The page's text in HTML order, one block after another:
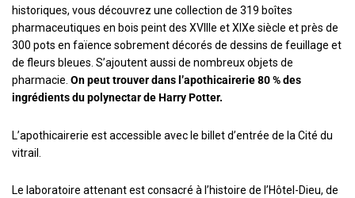
historiques, vous découvrez une collection de 319 boîtes
pharmaceutiques en bois peint des XVIIIe et XIXe siècle et près de
300 pots en faïence sobrement décorés de dessins de feuillage et
de fleurs bleues. S’ajoutent aussi de nombreux objets de
pharmacie. On peut trouver dans l’apothicairerie 80 % des
ingrédients du polynectar de Harry Potter.
L’apothicairerie est accessible avec le billet d’entrée de la Cité du
vitrail.
Le laboratoire attenant est consacré à l’histoire de l’Hôtel-Dieu, de